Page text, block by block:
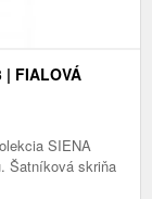
| FIALOVÁ
SIENA
Šatníková skriňa